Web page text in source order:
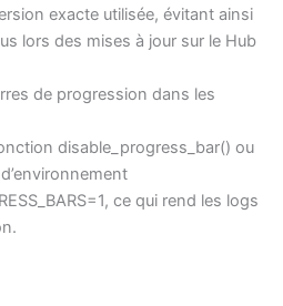
exacte utilisée, évitant ainsi
lors des mises à jour sur le Hub
de progression dans les
disable_progress_bar() ou
ce qui rend les logs